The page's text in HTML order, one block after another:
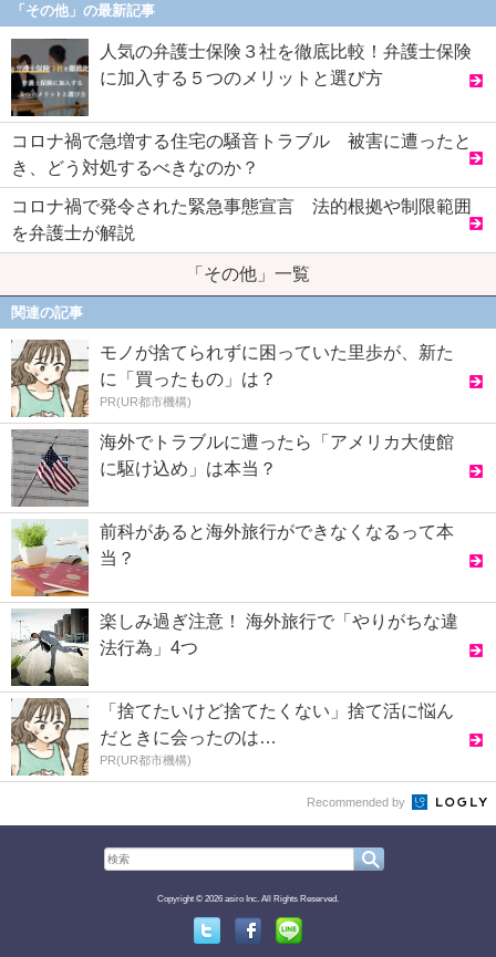
「その他」の最新記事
人気の弁護士保険３社を徹底比較！弁護士保険
に加入する５つのメリットと選び方
コロナ禍で急増する住宅の騒音トラブル 被害に遭ったと
き、どう対処するべきなのか？
コロナ禍で発令された緊急事態宣言 法的根拠や制限範囲
を弁護士が解説
「その他」一覧
関連の記事
モノが捨てられずに困っていた里歩が、新た
に「買ったもの」は？
PR(UR都市機構)
海外でトラブルに遭ったら「アメリカ大使館
に駆け込め」は本当？
前科があると海外旅行ができなくなるって本
当？
楽しみ過ぎ注意！ 海外旅行で「やりがちな違
法行為」4つ
「捨てたいけど捨てたくない」捨て活に悩ん
だときに会ったのは…
PR(UR都市機構)
Recommended by
Copyright © 2026 asiro Inc. All Rights Reserved.